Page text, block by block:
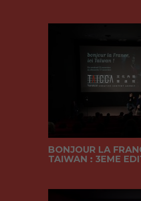
BONJOUR LA
TAIWAN : 3EME